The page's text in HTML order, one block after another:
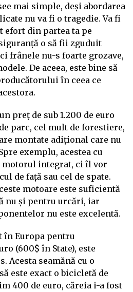
mai simple, deși abordarea
nu va fi o tragedie. Va fi
efort din partea ta pe
o să fii zguduit
frânele nu-s foarte grozave,
De aceea, este bine să
în ceea ce
preț de sub 1.200 de euro
parc, cel mult de forestiere,
montate adițional care nu
exemplu, acestea cu
motorul integrat, ci îl vor
de față sau cel de spate.
motoare este suficientă
nu și pentru urcări, iar
nu este excelentă.
în Europa pentru
(600$ în State), este
Acesta seamănă cu o
este exact o bicicletă de
400 de euro, căreia i-a fost